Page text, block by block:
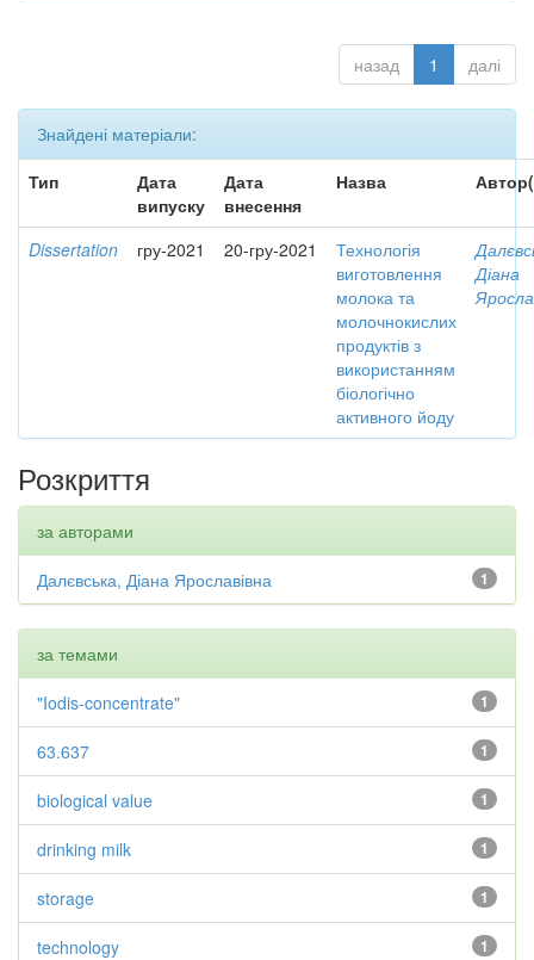
назад 1 далі
Знайдені матеріали:
Тип
Дата
випуску
Дата
внесення
Назва
Dissertation гру-2021 20-гру-2021
Технологія
виготовлення
молока та
молочнокислих
продуктів з
використанням
біологічно
активного йоду
Діана
Розкриття
за авторами
1
Далєвська, Діана Ярославівна
за темами
1
"Iodis-concentrate"
1
63.637
1
biological value
1
drinking milk
1
storage
1
technology